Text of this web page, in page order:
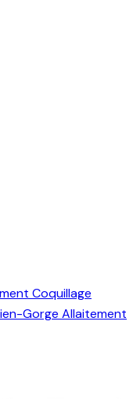
Coquillage
Gorge Allaitement